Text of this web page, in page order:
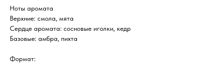
Ноты аромата
Верхние: смола, мята
Сердце аромата: сосновые иголки, кедр
Базовые: амбра, пихта
Формат: